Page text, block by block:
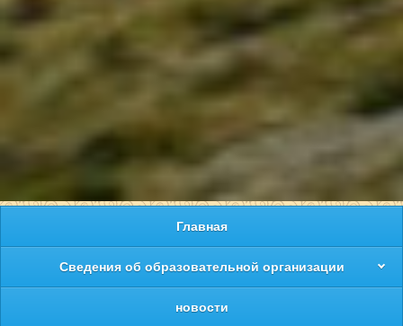
Главная
Сведения об образовательной организации
новости